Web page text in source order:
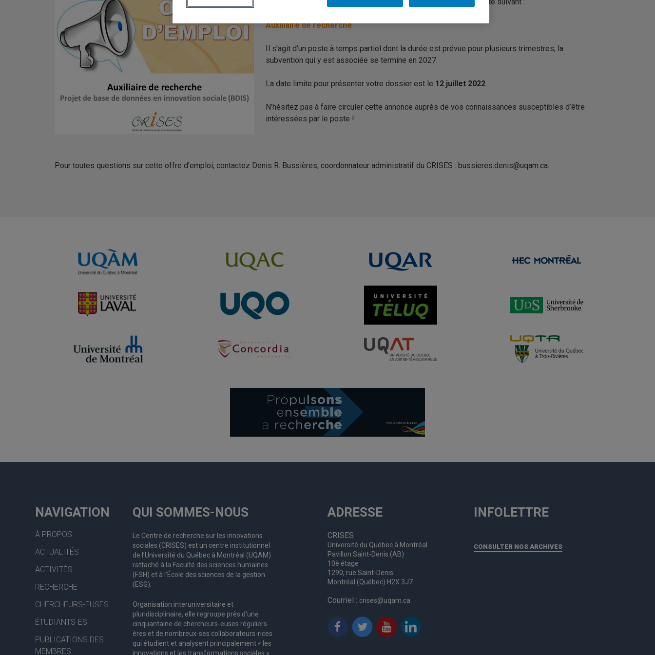
Base de données sur les Innovations sociales (BDIS) pour le poste suivant :
Auxiliaire de recherche
Il s’agit d’un poste à temps partiel dont la durée est prévue pour plusieurs trimestres, la
subvention qui y est associée se termine en 2027.
La date limite pour présenter votre dossier est le 12 juillet 2022.
N’hésitez pas à faire circuler cette annonce auprès de vos connaissances susceptibles d’être
intéressées par le poste !
Pour toutes questions sur cette offre d’emploi, contactez Denis R. Bussières, coordonnateur administratif du CRISES : bussieres.denis@uqam.ca.
NAVIGATION
À PROPOS
ACTUALITÉS
ACTIVITÉS
RECHERCHE
CHERCHEURS-EUSES
ÉTUDIANTS-ES
PUBLICATIONS DES
MEMBRES
QUI SOMMES-NOUS
Le Centre de recherche sur les innovations
sociales (CRISES) est un centre institutionnel
de l’Université du Québec à Montréal (UQAM)
rattaché à la Faculté des sciences humaines
(FSH) et à l’École des sciences de la gestion
(ESG).
Organisation interuniversitaire et
pluridisciplinaire, elle regroupe près d’une
cinquantaine de chercheurs-euses réguliers-
ères et de nombreux-ses collaborateurs-rices
qui étudient et analysent principalement « les
innovations et les transformations sociales ».
ADRESSE
CRISES
Université du Québec à Montréal
Pavillon Saint-Denis (AB)
10è étage
1290, rue Saint-Denis
Montréal (Québec) H2X 3J7
Courriel : crises@uqam.ca
INFOLETTRE
CONSULTER NOS ARCHIVES